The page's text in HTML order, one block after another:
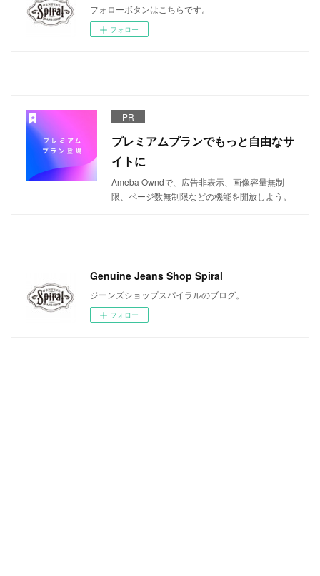
フォローボタンはこちらです。
フォロー
PR
プレミアムプランでもっと自由なサ
イトに
Ameba Owndで、広告非表示、画像容量無制
限、ページ数無制限などの機能を開放しよう。
Genuine Jeans Shop Spiral
ジーンズショップスパイラルのブログ。
フォロー